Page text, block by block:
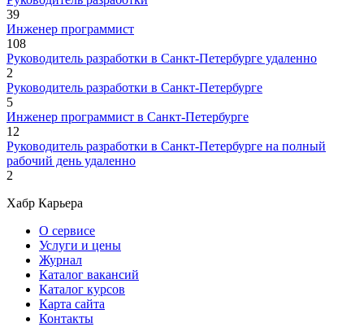
39
Инженер программист
108
Руководитель разработки в Санкт-Петербурге удаленно
2
Руководитель разработки в Санкт-Петербурге
5
Инженер программист в Санкт-Петербурге
12
Руководитель разработки в Санкт-Петербурге на полный
рабочий день удаленно
2
Хабр Карьера
О сервисе
Услуги и цены
Журнал
Каталог вакансий
Каталог курсов
Карта сайта
Контакты